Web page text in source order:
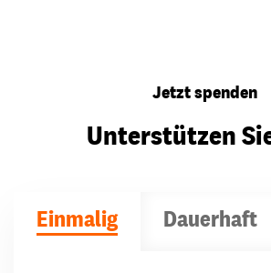
Jetzt spenden
Unterstützen
Einmalig Dauerhaft